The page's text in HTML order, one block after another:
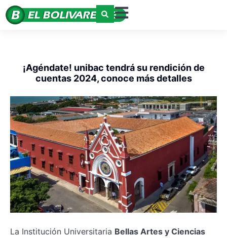
¡Agéndate! unibac tendrá su rendición de
cuentas 2024, conoce más detalles
La Institución Universitaria Bellas Artes y Ciencias